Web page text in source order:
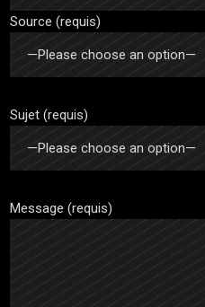
Source (requis)
Sujet (requis)
Message (requis)